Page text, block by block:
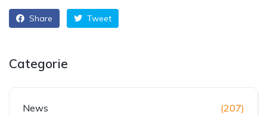
Share Tweet
Categorie
News (207)